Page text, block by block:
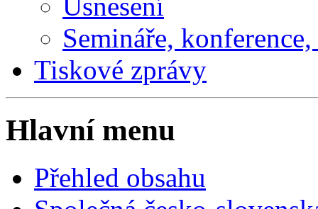
Usnesení
Semináře,
Tiskové zprávy
Hlavní menu
Přehled obsahu